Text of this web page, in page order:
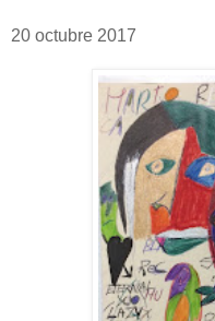
20 octubre 2017